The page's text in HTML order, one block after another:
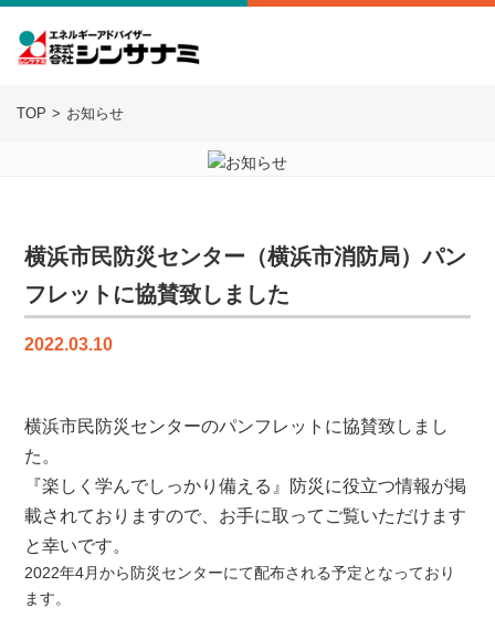
TOP お知らせ
横浜市民防災センター（横浜市消防局）パン
フレットに協賛致しました
2022.03.10
横浜市民防災センターのパンフレットに協賛致しまし
た。
『楽しく学んでしっかり備える』防災に役立つ情報が掲
載されておりますので、お手に取ってご覧いただけます
と幸いです。
2022年4月から防災センターにて配布される予定となっており
ます。